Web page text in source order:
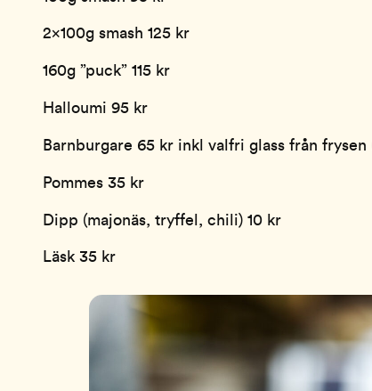
2x100g smash 125 kr
160g ”puck” 115 kr
Halloumi 95 kr
Barnburgare 65 kr inkl valfri glass från
Pommes 35 kr
Dipp (majonäs, tryffel, chili) 10 kr
Läsk 35 kr